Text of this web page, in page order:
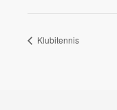
Klubitennis